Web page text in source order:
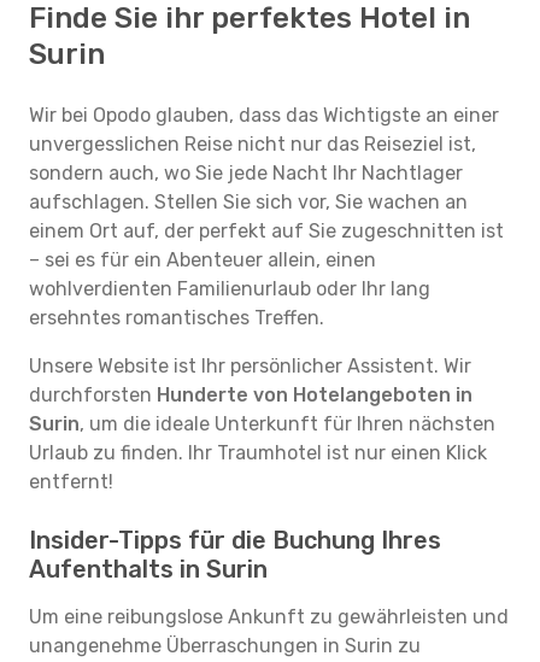
Finde Sie ihr perfektes Hotel in
Surin
Wir bei Opodo glauben, dass das Wichtigste an einer
unvergesslichen Reise nicht nur das Reiseziel ist,
sondern auch, wo Sie jede Nacht Ihr Nachtlager
aufschlagen. Stellen Sie sich vor, Sie wachen an
einem Ort auf, der perfekt auf Sie zugeschnitten ist
– sei es für ein Abenteuer allein, einen
wohlverdienten Familienurlaub oder Ihr lang
ersehntes romantisches Treffen.
Unsere Website ist Ihr persönlicher Assistent. Wir
durchforsten Hunderte von Hotelangeboten in
Surin, um die ideale Unterkunft für Ihren nächsten
Urlaub zu finden. Ihr Traumhotel ist nur einen Klick
entfernt!
Insider-Tipps für die Buchung Ihres
Aufenthalts in Surin
Um eine reibungslose Ankunft zu gewährleisten und
unangenehme Überraschungen in Surin zu